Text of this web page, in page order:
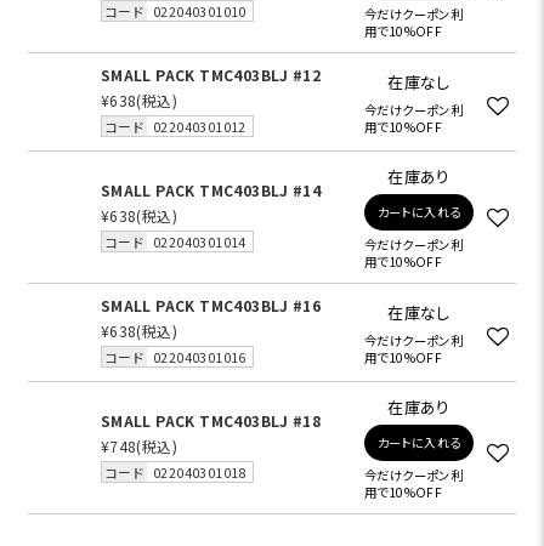
コード 022040301010
今だけクーポン利
用で10%OFF
SMALL PACK TMC403BLJ #12
¥638(税込)
コード 022040301012
在庫なし
今だけクーポン利
用で10%OFF
SMALL PACK TMC403BLJ #14
¥638(税込)
コード 022040301014
在庫あり
カートに入れる
今だけクーポン利
用で10%OFF
SMALL PACK TMC403BLJ #16
¥638(税込)
コード 022040301016
在庫なし
今だけクーポン利
用で10%OFF
SMALL PACK TMC403BLJ #18
¥748(税込)
コード 022040301018
在庫あり
カートに入れる
今だけクーポン利
用で10%OFF